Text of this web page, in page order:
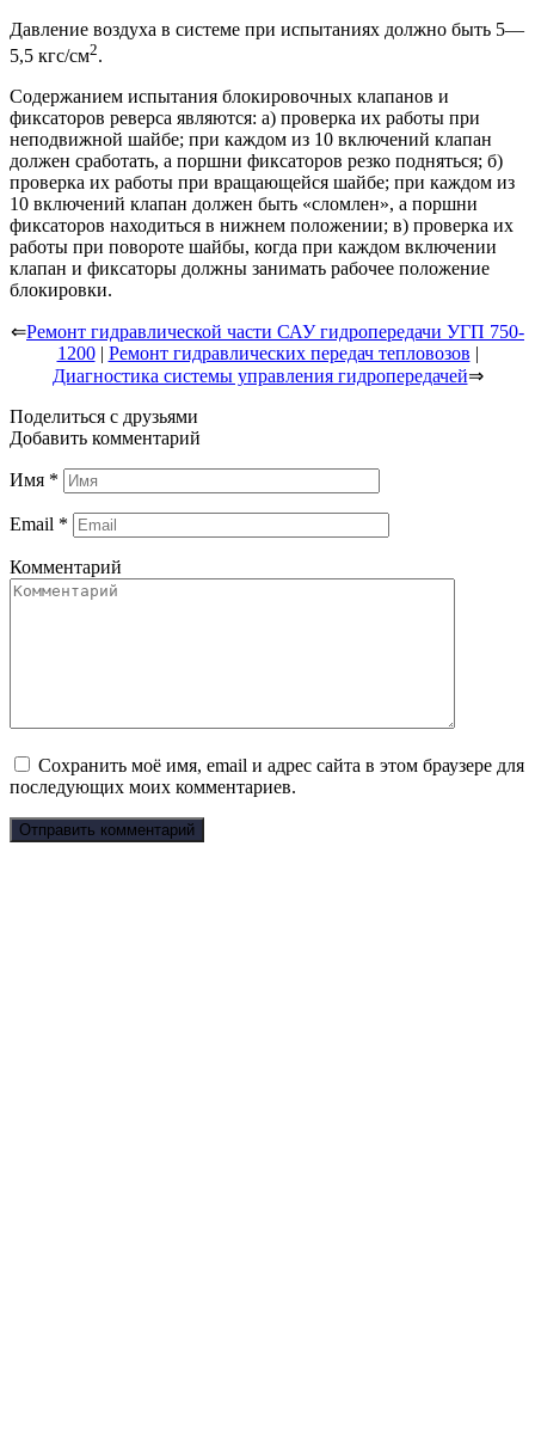
Давление воздуха в системе при испытаниях должно быть 5—
5,5 кгс/см2.
Содержанием испытания блокировочных клапанов и
фиксаторов реверса являются: а) проверка их работы при
неподвижной шайбе; при каждом из 10 включений клапан
должен сработать, а поршни фиксаторов резко подняться; б)
проверка их работы при вращающейся шайбе; при каждом из
10 включений клапан должен быть «сломлен», а поршни
фиксаторов находиться в нижнем положении; в) проверка их
работы при повороте шайбы, когда при каждом включении
клапан и фиксаторы должны занимать рабочее положение
блокировки.
⇐Ремонт гидравлической части САУ гидропередачи УГП 750-
1200| Ремонт гидравлических передач тепловозов |
Диагностика системы управления гидропередачей⇒
Поделиться с друзьями
Добавить комментарий
Имя *
Email *
Комментарий
Сохранить моё имя, email и адрес сайта в этом браузере для
последующих моих комментариев.